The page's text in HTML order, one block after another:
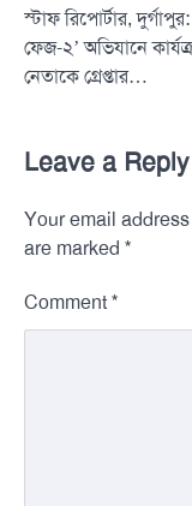
স্টাফ রিপোর্টার,
ফেজ-২’ অভিযানে
নেতাকে গ্রেপ্তার…
Leave a Reply
Your email
are marked *
Comment *